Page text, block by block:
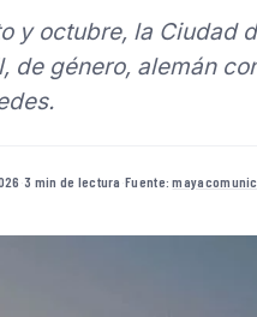
y octubre, la Ciudad
de género, alemán
·3 min de lectura ·Fuente: